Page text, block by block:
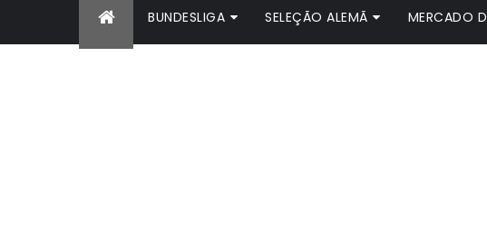
BUNDESLIGA SELEÇÃO ALEMÃ MERCADO